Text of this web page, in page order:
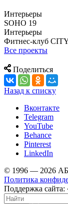
Интерьеры
SOHO 19
Интерьеры
Фитнес-клуб
Все проекты
Поделиться
Назад к списку
Вконтакте
Telegram
YouTube
Behance
Pinterest
LinkedIn
© 1996 — 2026
Политика
Поддержка сайта: